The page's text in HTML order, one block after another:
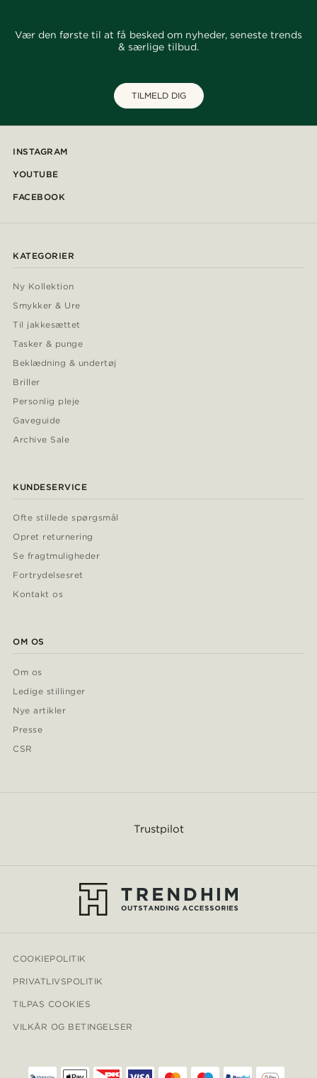
Vær den første til at få besked om nyheder, seneste trends
& særlige tilbud.
TILMELD DIG
INSTAGRAM
YOUTUBE
FACEBOOK
KATEGORIER
Ny Kollektion
Smykker & Ure
Til jakkesættet
Tasker & punge
Beklædning & undertøj
Briller
Personlig pleje
Gaveguide
Archive Sale
KUNDESERVICE
Ofte stillede spørgsmål
Opret returnering
Se fragtmuligheder
Fortrydelsesret
Kontakt os
OM OS
Om os
Ledige stillinger
Nye artikler
Presse
CSR
Trustpilot
COOKIEPOLITIK
PRIVATLIVSPOLITIK
TILPAS COOKIES
VILKÅR OG BETINGELSER